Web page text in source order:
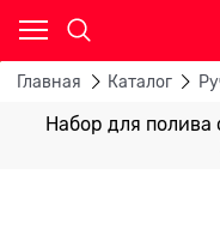
Главная Каталог
Набор для